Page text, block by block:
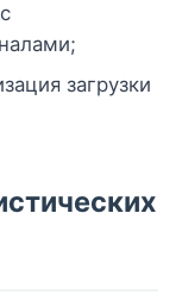
загрузки